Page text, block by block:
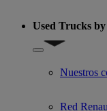
Used Trucks
Show submenu
Nuestros
Red